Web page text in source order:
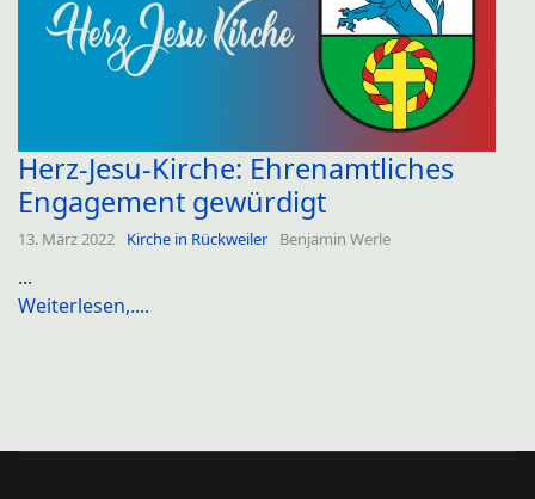
Herz-Jesu-Kirche: Ehrenamtliches
Engagement gewürdigt
13. März 2022 Kirche in Rückweiler Benjamin Werle
...
Weiterlesen,....